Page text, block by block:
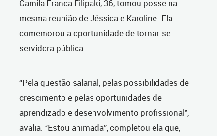
Camila Franca Filipaki, 36, tomou posse na
mesma reunião de Jéssica e Karoline. Ela
comemorou a oportunidade de tornar-se
servidora pública.
“Pela questão salarial, pelas possibilidades de
crescimento e pelas oportunidades de
aprendizado e desenvolvimento profissional”,
avalia. “Estou animada”, completou ela que,